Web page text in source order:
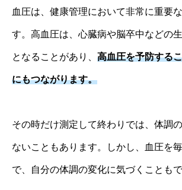
血圧は、健康管理において非常に重要
す。高血圧は、心臓病や脳卒中などの
となることがあり、 高血圧を予防する
にもつながります。
その時だけ測定して終わりでは、体調
ないこともあります。しかし、血圧を
で、自分の体調の変化に気づくこともで